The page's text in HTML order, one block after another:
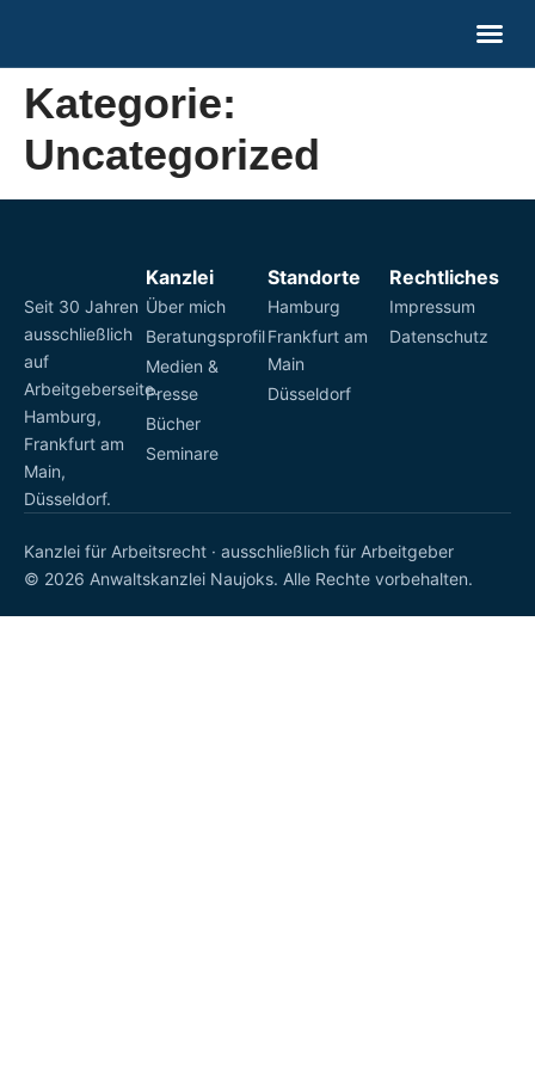
Kategorie:
Uncategorized
Seit 30 Jahren
ausschließlich
auf
Arbeitgeberseite.
Hamburg,
Frankfurt am
Main,
Düsseldorf.
Kanzlei
Über mich
Beratungsprofil
Medien &
Presse
Bücher
Seminare
Standorte
Hamburg
Frankfurt am
Main
Düsseldorf
Rechtliches
Impressum
Datenschutz
© 2026 Anwaltskanzlei Naujoks. Alle Rechte vorbehalten.
Kanzlei für Arbeitsrecht · ausschließlich für Arbeitgeber